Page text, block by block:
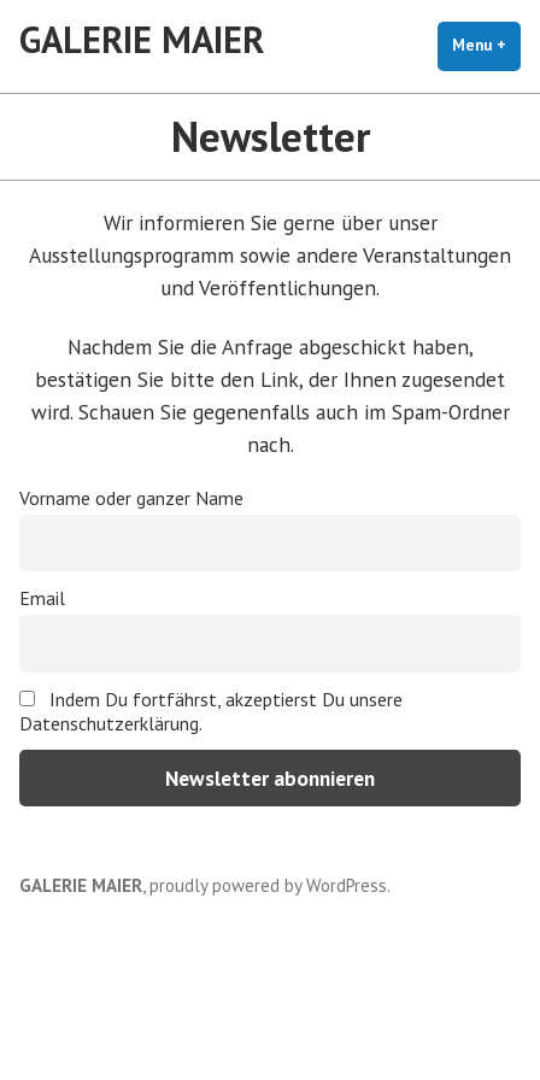
GALERIE MAIER Menu +
Newsletter
Wir informieren Sie gerne über unser
Ausstellungsprogramm sowie andere Veranstaltungen
und Veröffentlichungen.
Nachdem Sie die Anfrage abgeschickt haben,
bestätigen Sie bitte den Link, der Ihnen zugesendet
wird. Schauen Sie gegenenfalls auch im Spam-Ordner
nach.
Vorname oder ganzer Name
Email
Indem Du fortfährst, akzeptierst Du unsere
Datenschutzerklärung.
GALERIE MAIER proudly powered by WordPress.